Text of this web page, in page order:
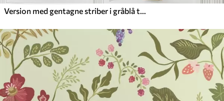
Version med gentagne striber i gråblå toner